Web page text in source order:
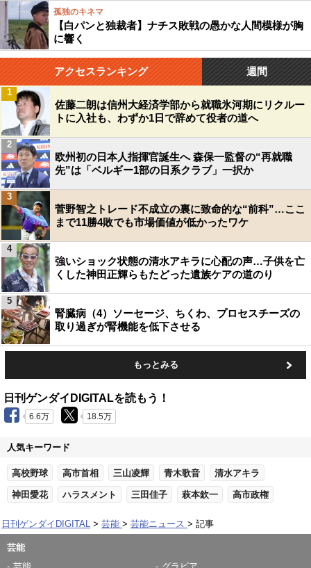
孤独のキネマ
【白パンと独裁者】ナチス敗戦の愚かな人間模様が胸
に響く
アクセスランキング 週間
佐藤二朗は信州大経済学部から就職氷河期にリクルー
トに入社も、わずか1日で辞めて役者の道へ
1
欧州初の日本人指揮官誕生へ 森保一監督の“再就職
先”は「ベルギー1部の日系クラブ」一択か
2
菅野智之トレード不成立の裏に致命的な“前科”…ここ
まで11勝4敗でも市場価値が低かったワケ
3
強いショック状態の清水アキラに心配の声…子供を亡
くした神田正輝らもたどった遺族ケアの道のり
4
腎臓病（4）ソーセージ、ちくわ、プロセスチーズの
取り過ぎが腎機能を低下させる
5
もっとみる
日刊ゲンダイDIGITALを読もう！
6.6万 18.5万
人気キーワード
高校野球 高市首相 三山凌輝 青木歌音 清水アキラ
神田愛花 ハラスメント 三田佳子 萩本欽一 高市政権
日刊ゲンダイDIGITAL 芸能 芸能ニュース 記事
芸能